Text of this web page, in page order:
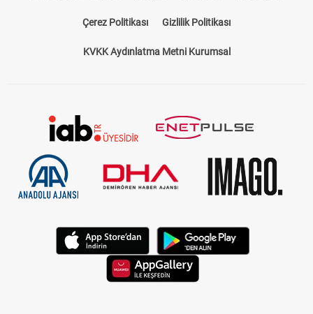
Çerez Politikası Gizlilik Politikası
KVKK Aydınlatma Metni Kurumsal